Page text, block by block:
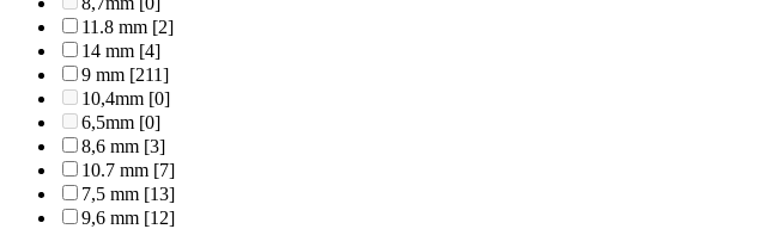
11.8 mm [2]
14 mm [4]
9 mm [211]
10,4mm [0]
6,5mm [0]
8,6 mm [3]
10.7 mm [7]
7,5 mm [13]
9,6 mm [12]